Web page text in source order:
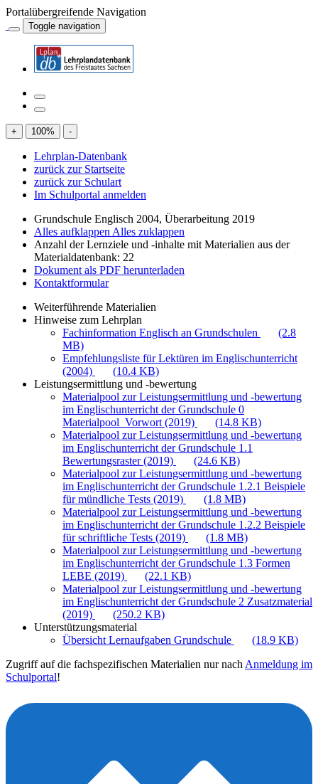
Portalübergreifende Navigation
Toggle navigation
+ 100% -
Lehrplan-Datenbank
zurück zur Startseite
zurück zur Schulart
Im Schulportal anmelden
Grundschule Englisch 2004, Überarbeitung 2019
Alles aufklappen Alles zuklappen
Anzahl der Lernziele und -inhalte mit Materialien aus der
Materialdatenbank: 22
Dokument als PDF herunterladen
Kontaktformular
Weiterführende Materialien
Hinweise zum Lehrplan
Fachinformation Englisch an Grundschulen
(2.8
MB)
Empfehlungsliste für Lektüren im Englischunterricht
(2004)
(10.4 KB)
Leistungsermittlung und -bewertung
Materialpool zur Leistungsermittlung und -bewertung
im Englischunterricht der Grundschule 0
Materialpool_Vorwort (2019)
(14.8 KB)
Materialpool zur Leistungsermittlung und -bewertung
im Englischunterricht der Grundschule 1.1
Bewertungsraster (2019)
(24.6 KB)
Materialpool zur Leistungsermittlung und -bewertung
im Englischunterricht der Grundschule 1.2.1 Beispiele
für mündliche Tests (2019)
(1.8 MB)
Materialpool zur Leistungsermittlung und -bewertung
im Englischunterricht der Grundschule 1.2.2 Beispiele
für schriftliche Tests (2019)
(1.8 MB)
Materialpool zur Leistungsermittlung und -bewertung
im Englischunterricht der Grundschule 1.3 Formen
LEBE (2019)
(22.1 KB)
Materialpool zur Leistungsermittlung und -bewertung
im Englischunterricht der Grundschule 2 Zusatzmaterial
(2019)
(250.2 KB)
Unterstützungsmaterial
Übersicht Lernaufgaben Grundschule
(18.9 KB)
Zugriff auf die fachspezifischen Materialien nur nach Anmeldung im
Schulportal!